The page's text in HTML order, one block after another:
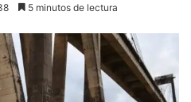
5 minutos de lectura